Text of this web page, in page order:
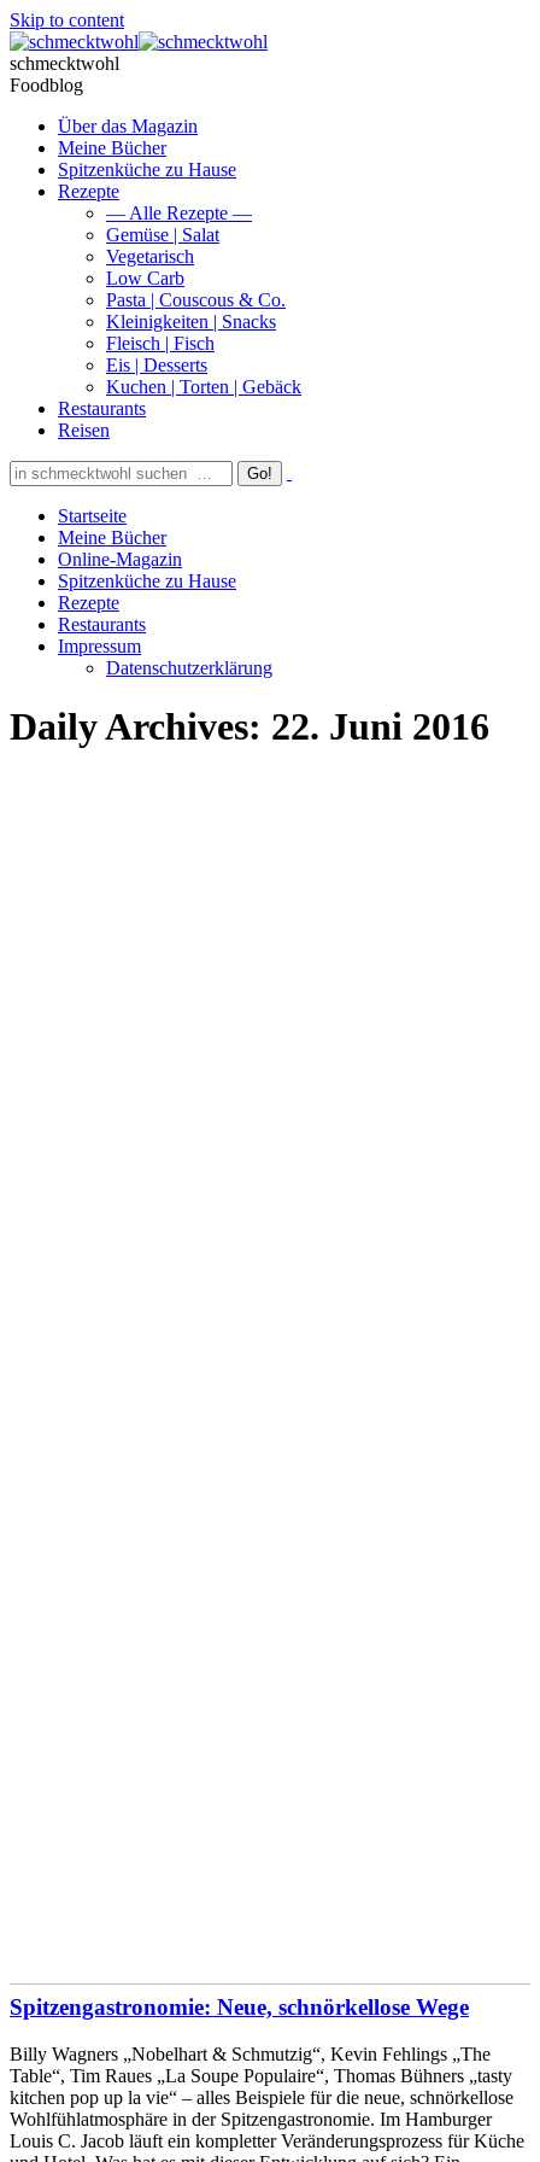
Skip to content
schmecktwohl
Foodblog
Über das Magazin
Meine Bücher
Spitzenküche zu Hause
Rezepte
— Alle Rezepte —
Gemüse | Salat
Vegetarisch
Low Carb
Pasta | Couscous & Co.
Kleinigkeiten | Snacks
Fleisch | Fisch
Eis | Desserts
Kuchen | Torten | Gebäck
Restaurants
Reisen
Startseite
Meine Bücher
Online-Magazin
Spitzenküche zu Hause
Rezepte
Restaurants
Impressum
Datenschutzerklärung
Daily Archives: 22. Juni 2016
Spitzengastronomie: Neue, schnörkellose Wege
Billy Wagners „Nobelhart & Schmutzig“, Kevin Fehlings „The
Table“, Tim Raues „La Soupe Populaire“, Thomas Bühners „tasty
kitchen pop up la vie“ – alles Beispiele für die neue, schnörkellose
Wohlfühlatmosphäre in der Spitzengastronomie. Im Hamburger
Louis C. Jacob läuft ein kompletter Veränderungsprozess für Küche